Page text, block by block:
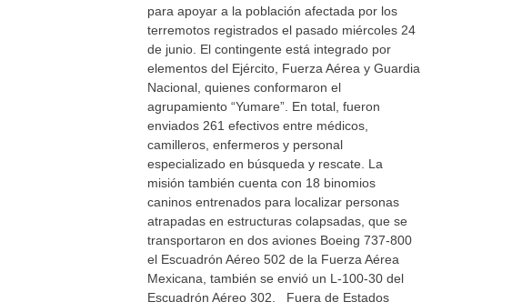
para apoyar a la población afectada por los
terremotos registrados el pasado miércoles 24
de junio. El contingente está integrado por
elementos del Ejército, Fuerza Aérea y Guardia
Nacional, quienes conformaron el
agrupamiento “Yumare”. En total, fueron
enviados 261 efectivos entre médicos,
camilleros, enfermeros y personal
especializado en búsqueda y rescate. La
misión también cuenta con 18 binomios
caninos entrenados para localizar personas
atrapadas en estructuras colapsadas, que se
transportaron en dos aviones Boeing 737-800
el Escuadrón Aéreo 502 de la Fuerza Aérea
Mexicana, también se envió un L-100-30 del
Escuadrón Aéreo 302. Fuera de Estados